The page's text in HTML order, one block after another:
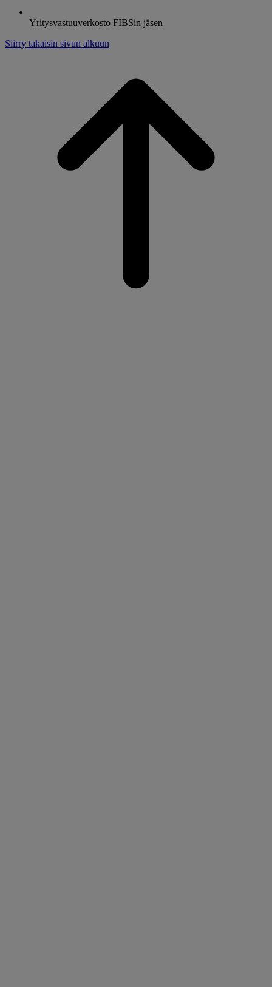
Yritysvastuuverkosto FIBSin jäsen
Siirry takaisin sivun alkuun